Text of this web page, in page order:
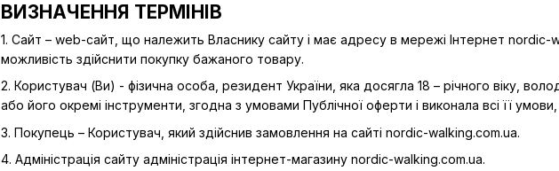
ВИЗНАЧЕННЯ ТЕРМІНІВ
1. Сайт – web-сайт, що належить Власнику сайту і має адресу в мережі Інтернет
можливість здійснити покупку бажаного товару.
2. Користувач (Ви) - фізична особа, резидент України, яка досягла 18 – річного віку,
або його окремі інструменти, згодна з умовами Публічної оферти і виконала всі її
3. Покупець – Користувач, який здійснив замовлення на сайті nordic-walking.com.ua.
4. Адміністрація сайту адміністрація інтернет-магазину nordic-walking.com.ua.